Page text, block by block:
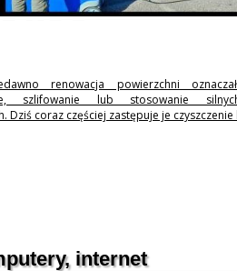
renowacja powierzchni
szlifowanie lub stosowanie
Dziś coraz częściej zastępuje je
internet